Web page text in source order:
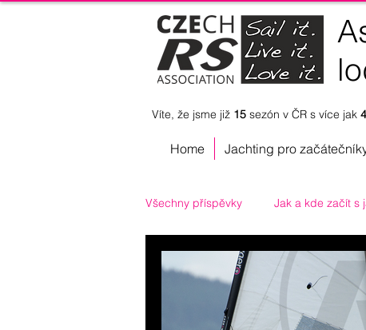
Víte, že jsme již 15 sezón v ČR s více jak
Home Jachting pro
Všechny příspěvky Jak a kde začít s
Jachting pro handicapované